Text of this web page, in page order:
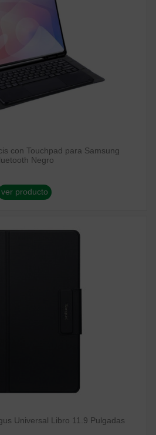
con Touchpad para Samsung
Negro
ver producto
Universal Libro 11.9 Pulgadas